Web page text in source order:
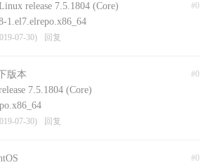
#0
release 7.5.1804 (Core)
1.el7.elrepo.x86_64
07-30) 回复
#0
版本
7.5.1804 (Core)
07-30) 回复
#0